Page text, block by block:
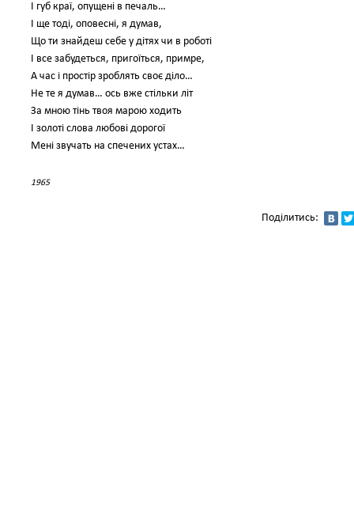
І губ краї, опущені в печаль…
І ще тоді, оповесні, я думав,
Що ти знайдеш себе у дітях чи в роботі
І все забудеться, пригоїться, примре,
А час і простір зроблять своє діло…
Не те я думав… ось вже стільки літ
За мною тінь твоя марою ходить
І золоті слова любові дорогої
Мені звучать на спечених устах…
1965
Поділитись: